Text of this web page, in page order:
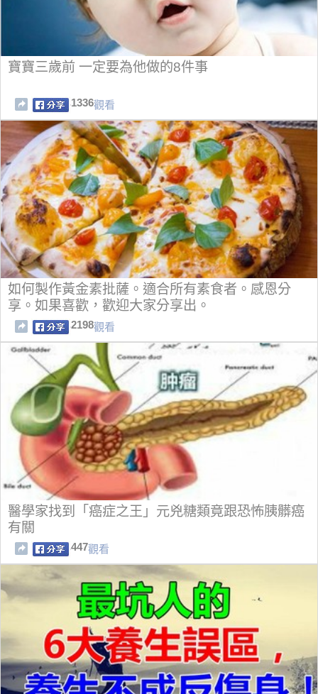
寶寶三歲前 一定要為他做的8件事
1336觀看
如何製作黃金素批薩。適合所有素食者。感恩分
享。如果喜歡，歡迎大家分享出。
2198觀看
醫學家找到「癌症之王」元兇糖類竟跟恐怖胰髒癌
有關
447觀看